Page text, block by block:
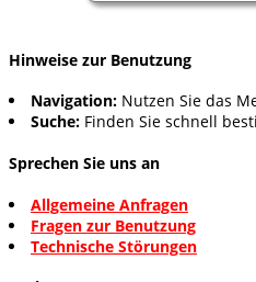
Hinweise zur Benutzung
Navigation: Nutzen Sie das
Suche: Finden Sie schnell
Sprechen Sie uns an
Allgemeine Anfragen
Fragen zur Benutzung
Technische Störungen